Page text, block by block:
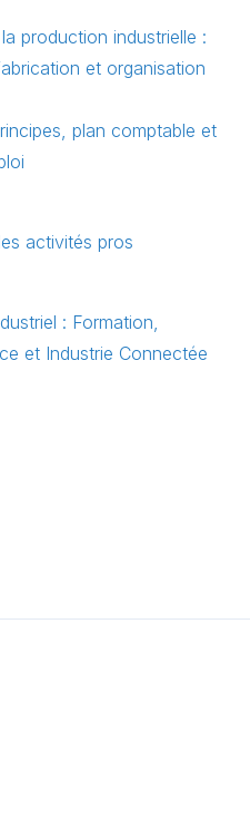
production industrielle :
et organisation
plan comptable et
activités pros
: Formation,
et Industrie Connectée